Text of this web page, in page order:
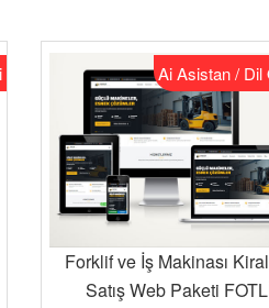
Ai Asistan / Dil
Forklif ve İş Makinası
Satış Web Paketi